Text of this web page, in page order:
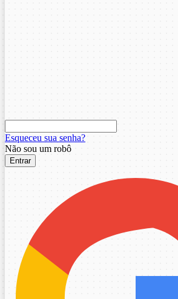
Esqueceu sua senha?
Não sou um robô
Entrar